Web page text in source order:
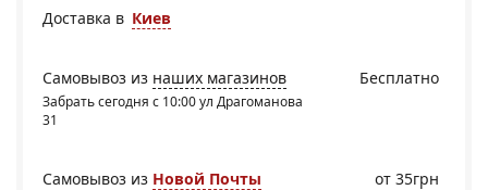
Доставка в Киев
Бесплатно
Самовывоз из наших магазинов
Забрать сегодня с 10:00 ул Драгоманова
31
Самовывоз из Новой Почты от 35грн